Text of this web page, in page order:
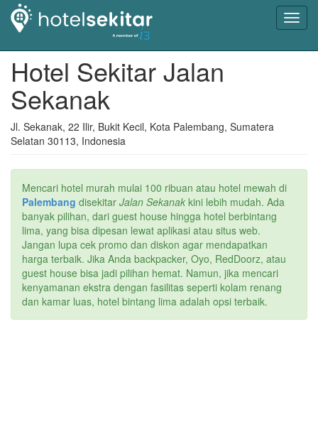
Hotel Sekitar Jalan
Sekanak
Jl. Sekanak, 22 Ilir, Bukit Kecil, Kota Palembang, Sumatera
Selatan 30113, Indonesia
Mencari hotel murah mulai 100 ribuan atau hotel mewah di
Palembang disekitar Jalan Sekanak kini lebih mudah. Ada
banyak pilihan, dari guest house hingga hotel berbintang
lima, yang bisa dipesan lewat aplikasi atau situs web.
Jangan lupa cek promo dan diskon agar mendapatkan
harga terbaik. Jika Anda backpacker, Oyo, RedDoorz, atau
guest house bisa jadi pilihan hemat. Namun, jika mencari
kenyamanan ekstra dengan fasilitas seperti kolam renang
dan kamar luas, hotel bintang lima adalah opsi terbaik.